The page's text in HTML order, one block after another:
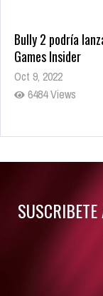
Bully 2 podría
Games Insider
Oct 9, 2022
6484 Views
Rumor: Se filtran